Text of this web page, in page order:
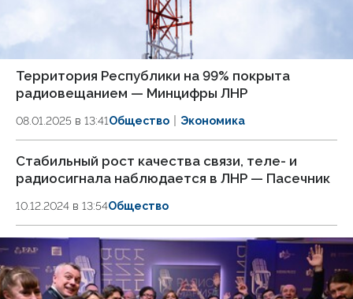
Территория Республики на 99% покрыта
радиовещанием — Минцифры ЛНР
08.01.2025 в 13:41Общество Экономика
Стабильный рост качества связи, теле- и
радиосигнала наблюдается в ЛНР — Пасечник
10.12.2024 в 13:54Общество